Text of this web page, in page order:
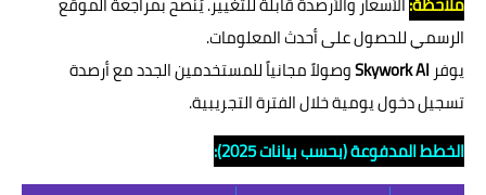
الرسمي للحصول على أحدث المعلومات.
يوفر Skywork AIوصولاً مجانياً للمستخدمين الجدد مع أرصدة
تسجيل دخول يومية خلال الفترة التجريبية.
الخطط المدفوعة (بحسب بيانات 2025):